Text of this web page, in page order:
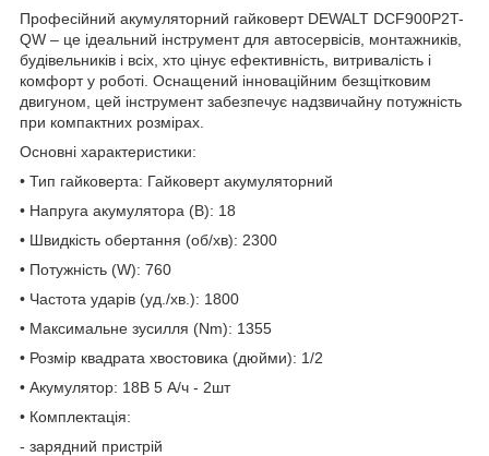
Професійний акумуляторний гайковерт DEWALT DCF900P2T-
QW – це ідеальний інструмент для автосервісів, монтажників,
будівельників і всіх, хто цінує ефективність, витривалість і
комфорт у роботі. Оснащений інноваційним безщітковим
двигуном, цей інструмент забезпечує надзвичайну потужність
при компактних розмірах.
Основні характеристики:
• Тип гайковерта: Гайковерт акумуляторний
• Напруга акумулятора (В): 18
• Швидкість обертання (об/хв): 2300
• Потужність (W): 760
• Частота ударів (уд./хв.): 1800
• Максимальне зусилля (Nm): 1355
• Розмір квадрата хвостовика (дюйми): 1/2
• Акумулятор: 18В 5 А/ч - 2шт
• Комплектація:
- зарядний пристрій